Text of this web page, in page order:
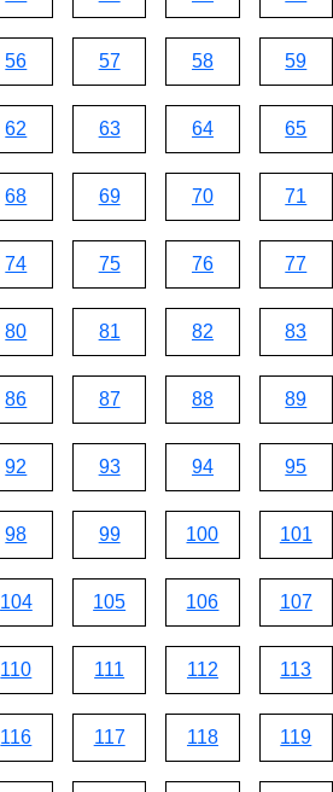
56 57 58 59
62 63 64 65
68 69 70 71
74 75 76 77
80 81 82 83
86 87 88 89
92 93 94 95
98 99 100 101
104 105 106 107
110 111 112 113
116 117 118 119